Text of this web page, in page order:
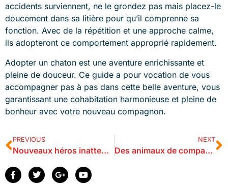
accidents surviennent, ne le grondez pas mais placez-le
doucement dans sa litière pour qu’il comprenne sa
fonction. Avec de la répétition et une approche calme,
ils adopteront ce comportement approprié rapidement.
Adopter un chaton est une aventure enrichissante et
pleine de douceur. Ce guide a pour vocation de vous
accompagner pas à pas dans cette belle aventure, vous
garantissant une cohabitation harmonieuse et pleine de
bonheur avec votre nouveau compagnon.
PREVIOUS
Nouveaux héros inattendus : les alliances nature pour sauver les espèces menacées
NEXT
Des animaux de compagnie inattendus pour pimenter votre quotidien